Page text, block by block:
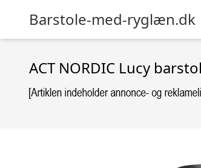
Barstole-med-ryglæn.dk
ACT NORDIC Lucy